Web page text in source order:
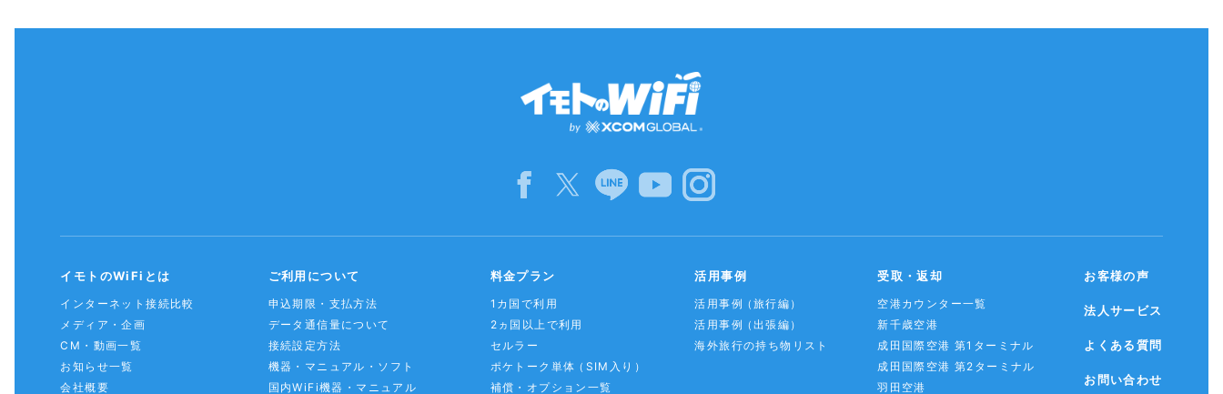
イモトのWiFiとは
インターネット接続比較
メディア・企画
CM・動画一覧
お知らせ一覧
会社概要
ご利用について
申込期限・支払方法
データ通信量について
接続設定方法
機器・マニュアル・ソフト
国内WiFi機器・マニュアル
料金プラン
1カ国で利用
2ヵ国以上で利用
セルラー
ポケトーク単体（SIM入り）
補償・オプション一覧
活用事例
活用事例（旅行編）
活用事例（出張編）
海外旅行の持ち物リスト
受取・返却
空港カウンター一覧
新千歳空港
成田国際空港 第1ターミナル
成田国際空港 第2ターミナル
羽田空港
お客様の声
法人サービス
よくある質問
お問い合わせ